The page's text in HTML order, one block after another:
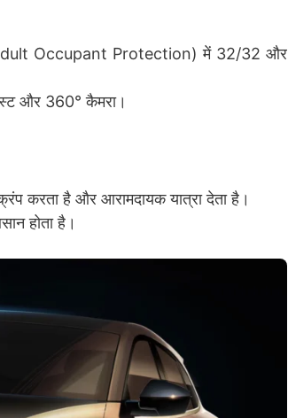
(Adult Occupant Protection) में 32/32 और
और 360° कैमरा।
करता है और आरामदायक यात्रा देता है।
होता है।